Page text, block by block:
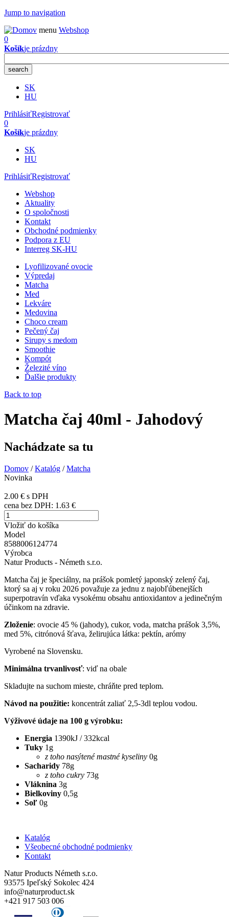
Jump to navigation
menu Webshop
0
Košíkje prázdny
SK
HU
PrihlásiťRegistrovať
0
Košíkje prázdny
SK
HU
PrihlásiťRegistrovať
Webshop
Aktuality
O spoločnosti
Kontakt
Obchodné podmienky
Podpora z EU
Interreg SK-HU
Lyofilizované ovocie
Výpredaj
Matcha
Med
Lekváre
Medovina
Choco cream
Pečený čaj
Sirupy s medom
Smoothie
Kompót
Železité víno
Ďalšie produkty
Back to top
Matcha čaj 40ml - Jahodový
Nachádzate sa tu
Domov /Katalóg /Matcha
Novinka
2.00 € s DPH
cena bez DPH: 1.63 €
Vložiť do košíka
Model
8588006124774
Výrobca
Natur Products - Németh s.r.o.
Matcha čaj je špeciálny, na prášok pomletý japonský zelený čaj,
ktorý sa aj v roku 2026 považuje za jednu z najobľúbenejších
superpotravín vďaka vysokému obsahu antioxidantov a jedinečným
účinkom na zdravie.
Zloženie: ovocie 45 % (jahody), cukor, voda, matcha prášok 3,5%,
med 5%, citrónová šťava, želirujúca látka: pektín, arómy
Vyrobené na Slovensku.
Minimálna trvanlivosť: viď na obale
Skladujte na suchom mieste, chráňte pred teplom.
Návod na použitie: koncentrát zaliať 2,5-3dl teplou vodou.
Výživové údaje na 100 g výrobku:
Energia 1390kJ / 332kcal
Tuky 1g
z toho nasýtené mastné kyseliny 0g
Sacharidy 78g
z toho cukry 73g
Vláknina 3g
Bielkoviny 0,5g
Soľ 0g
Katalóg
Všeobecné obchodné podmienky
Kontakt
Natur Products Németh s.r.o.
93575 Ipeľský Sokolec 424
info@naturproduct.sk
+421 917 503 006